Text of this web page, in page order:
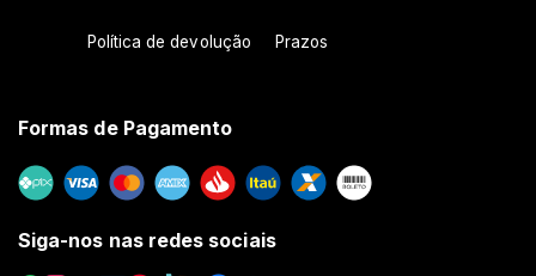
Política de devolução Prazos
Formas de Pagamento
Siga-nos nas redes sociais